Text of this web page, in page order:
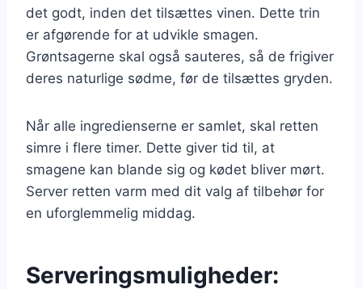
det godt, inden det tilsættes vinen. Dette trin
er afgørende for at udvikle smagen.
Grøntsagerne skal også sauteres, så de frigiver
deres naturlige sødme, før de tilsættes gryden.
Når alle ingredienserne er samlet, skal retten
simre i flere timer. Dette giver tid til, at
smagene kan blande sig og kødet bliver mørt.
Server retten varm med dit valg af tilbehør for
en uforglemmelig middag.
Serveringsmuligheder: